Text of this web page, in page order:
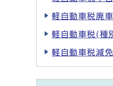
軽自動車税廃
軽自動車税(種
軽自動車税減